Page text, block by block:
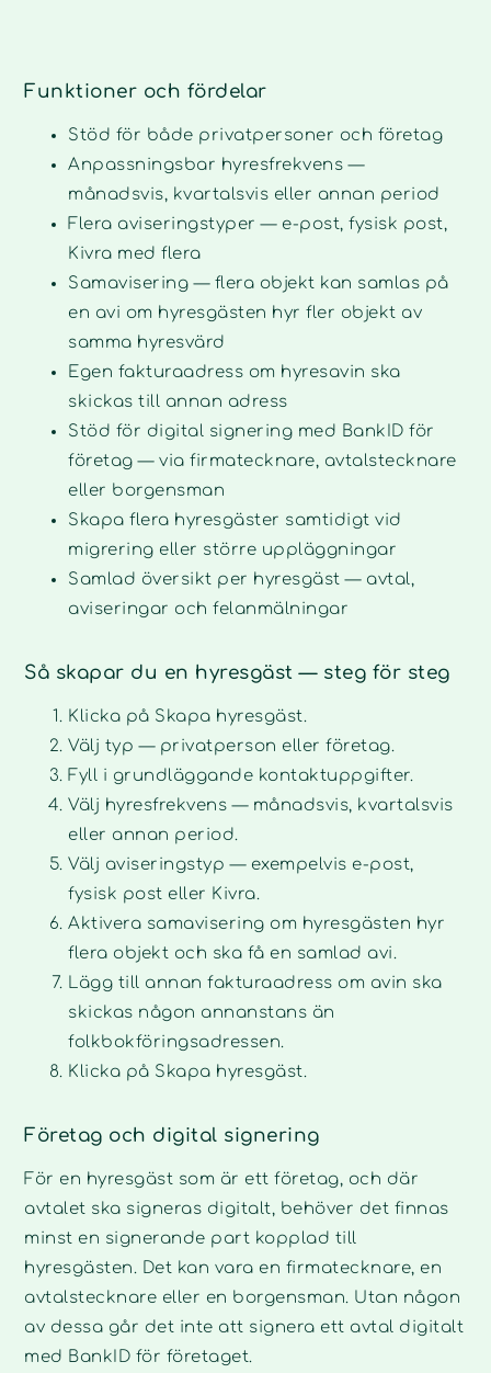
Funktioner och fördelar
Stöd för både privatpersoner och företag
Anpassningsbar hyresfrekvens —
månadsvis, kvartalsvis eller annan period
Flera aviseringstyper — e-post, fysisk post,
Kivra med flera
Samavisering — flera objekt kan samlas på
en avi om hyresgästen hyr fler objekt av
samma hyresvärd
Egen fakturaadress om hyresavin ska
skickas till annan adress
Stöd för digital signering med BankID för
företag — via firmatecknare, avtalstecknare
eller borgensman
Skapa flera hyresgäster samtidigt vid
migrering eller större uppläggningar
Samlad översikt per hyresgäst — avtal,
aviseringar och felanmälningar
Så skapar du en hyresgäst — steg för steg
Klicka på Skapa hyresgäst.
Välj typ — privatperson eller företag.
Fyll i grundläggande kontaktuppgifter.
Välj hyresfrekvens — månadsvis, kvartalsvis
eller annan period.
Välj aviseringstyp — exempelvis e-post,
fysisk post eller Kivra.
Aktivera samavisering om hyresgästen hyr
flera objekt och ska få en samlad avi.
Lägg till annan fakturaadress om avin ska
skickas någon annanstans än
folkbokföringsadressen.
Klicka på Skapa hyresgäst.
Företag och digital signering
För en hyresgäst som är ett företag, och där
avtalet ska signeras digitalt, behöver det finnas
minst en signerande part kopplad till
hyresgästen. Det kan vara en firmatecknare, en
avtalstecknare eller en borgensman. Utan någon
av dessa går det inte att signera ett avtal digitalt
med BankID för företaget.